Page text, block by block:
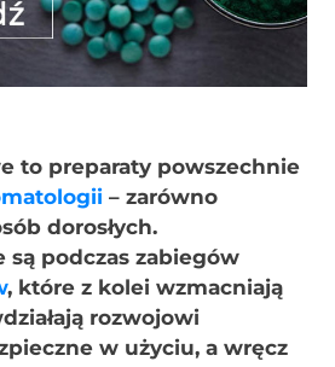
to preparaty powszechnie
– zarówno
dorosłych.
są podczas zabiegów
, które z kolei wzmacniają
rozwojowi
w użyciu, a wręcz